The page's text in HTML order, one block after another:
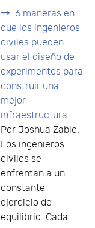
6 maneras en
que los ingenieros
civiles pueden
usar el diseño de
experimentos para
construir una
mejor
infraestructura
Por Joshua Zable.
Los ingenieros
civiles se
enfrentan a un
constante
ejercicio de
equilibrio. Cada...